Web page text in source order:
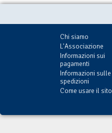
Chi siamo
L'Associazione
Informazioni sui
pagamenti
Informazioni sulle
spedizioni
Come usare il sito